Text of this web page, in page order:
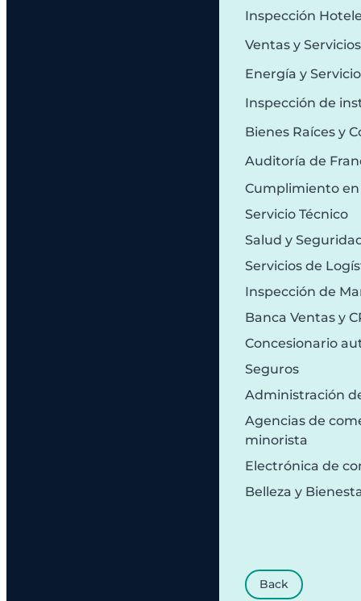
Inspección
Ventas y
Energía y
Inspección de
Bienes Raíces y
Auditoría de
Cumplimiento en
Servicio Técnico
Salud y
Servicios de
Inspección de
Banca Ventas y
Concesionario
Seguros
Administración
Agencias de
minorista
Electrónica de
Belleza y
Back